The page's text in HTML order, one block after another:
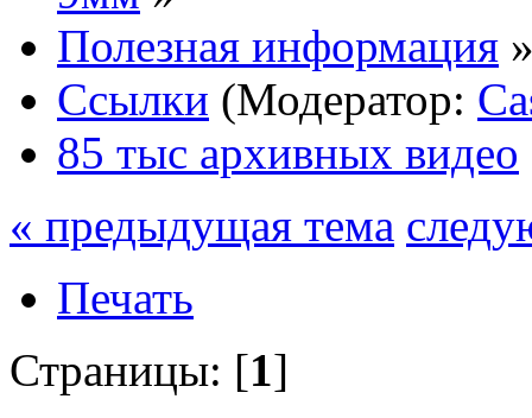
Полезная информация
Ссылки (Модератор:
85 тыс архивных видео
« предыдущая тема
Печать
Страницы: [1]